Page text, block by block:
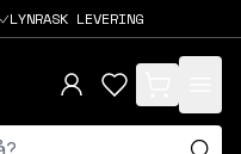
LYNRASK LEVERING
items in cart,